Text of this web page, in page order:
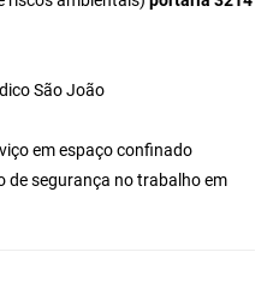
São João
em espaço confinado
de segurança no trabalho em